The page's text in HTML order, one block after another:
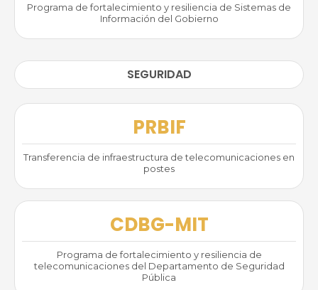
Programa de fortalecimiento y resiliencia de Sistemas de
Información del Gobierno
SEGURIDAD
PRBIF
Transferencia de infraestructura de telecomunicaciones en
postes
CDBG-MIT
Programa de fortalecimiento y resiliencia de
telecomunicaciones del Departamento de Seguridad
Pública